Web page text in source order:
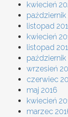
kwiecień
październik
listopad
kwiecień
listopad
październik
wrzesień
czerwiec
maj 2016
kwiecień
marzec